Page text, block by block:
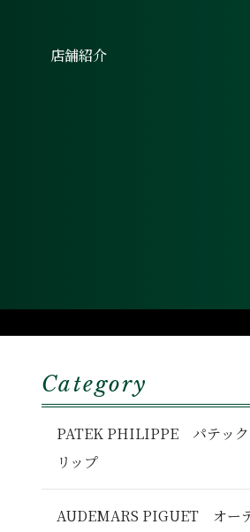
店舗紹介
Category
PATEK PHILIPPE パテック
リップ
AUDEMARS PIGUET オー